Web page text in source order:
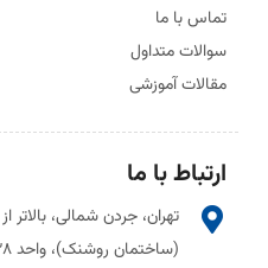
تماس با ما
سوالات متداول
مقالات آموزشی
ارتباط با ما
(ساختمان روشنک)، واحد ۲۸، همراه با پارکینگ اختصاصی